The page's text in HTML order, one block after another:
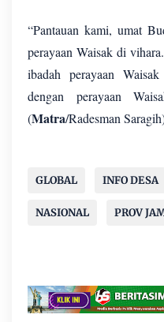
“Pantauan kami, umat
perayaan Waisak di
ibadah perayaan
dengan perayaan
(Matra/Radesman
GLOBAL INFO DESA
NASIONAL PROV